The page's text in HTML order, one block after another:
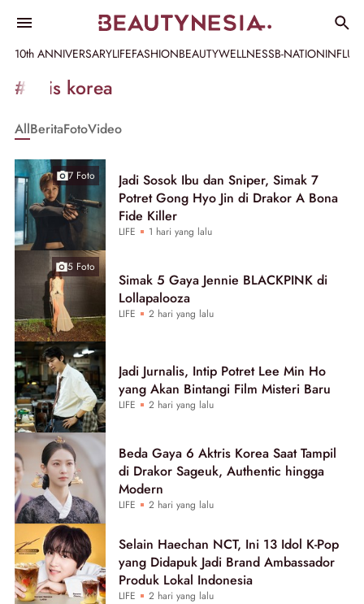
10th ANNIVERSARYLIFEFASHIONBEAUTYWELLNESSB-NATION
Informasi
[GET_DATA_TITLE]
Beautynesia
#artis korea
AllBeritaFotoVideo
7 Foto
Jadi Sosok Ibu dan Sniper, Simak 7
Potret Gong Hyo Jin di Drakor A Bona
Fide Killer
LIFE 1 hari yang lalu
5 Foto
Simak 5 Gaya Jennie BLACKPINK di
Lollapalooza
LIFE 2 hari yang lalu
Jadi Jurnalis, Intip Potret Lee Min Ho
yang Akan Bintangi Film Misteri Baru
LIFE 2 hari yang lalu
Beda Gaya 6 Aktris Korea Saat Tampil
di Drakor Sageuk, Authentic hingga
Modern
LIFE 2 hari yang lalu
Selain Haechan NCT, Ini 13 Idol K-Pop
yang Didapuk Jadi Brand Ambassador
Produk Lokal Indonesia
LIFE 2 hari yang lalu